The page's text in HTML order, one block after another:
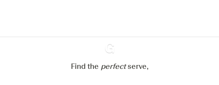
Ginventory
Find the perfectserve,